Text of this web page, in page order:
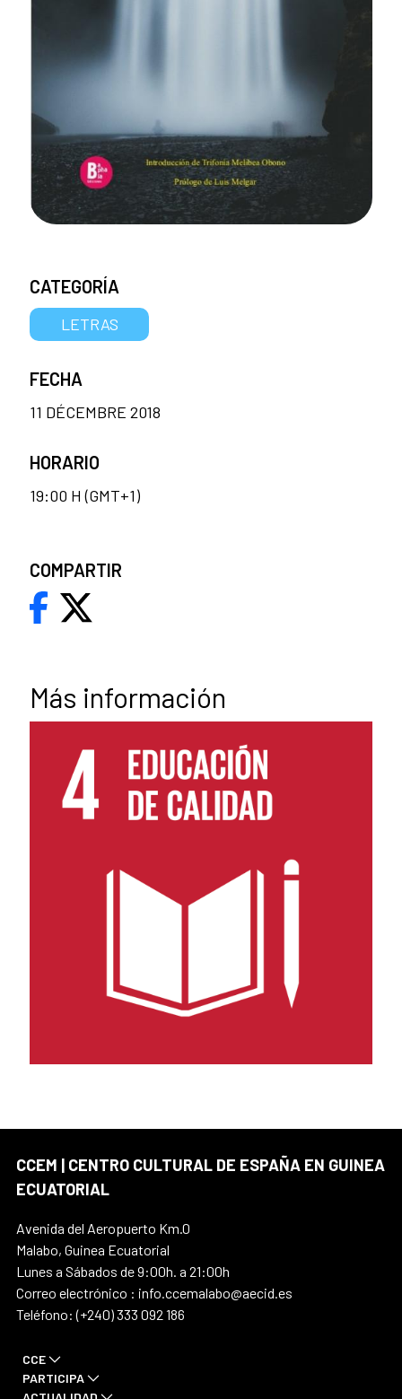
Más información
CATEGORÍA
LETRAS
FECHA
11 DÉCEMBRE 2018
HORARIO
19:00 H (GMT+1)
COMPARTIR
CCEM | CENTRO CULTURAL DE ESPAÑA EN GUINEA
ECUATORIAL
Avenida del Aeropuerto Km.0
Malabo, Guinea Ecuatorial
Lunes a Sábados de 9:00h. a 21:00h
Correo electrónico : info.ccemalabo@aecid.es
Teléfono: (+240) 333 092 186
CCE
PARTICIPA